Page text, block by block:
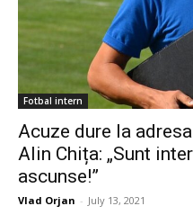
Fotbal intern
Acuze dure la
Alin Chița: „Sunt
ascunse!”
Vlad Orjan - July 13, 2021